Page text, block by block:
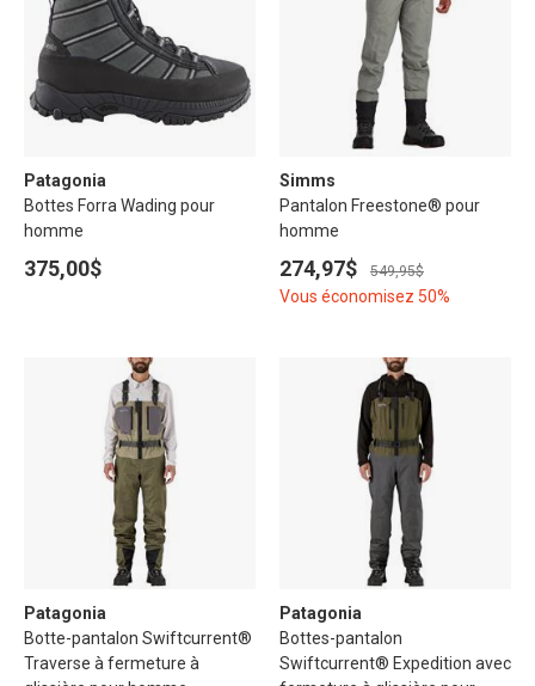
Patagonia
Bottes Forra Wading pour
homme
375,00$
Simms
Pantalon Freestone® pour
homme
274,97$ 549,95$
Vous économisez 50%
Patagonia
Botte-pantalon Swiftcurrent®
Traverse à fermeture à
Patagonia
Bottes-pantalon
Swiftcurrent® Expedition avec